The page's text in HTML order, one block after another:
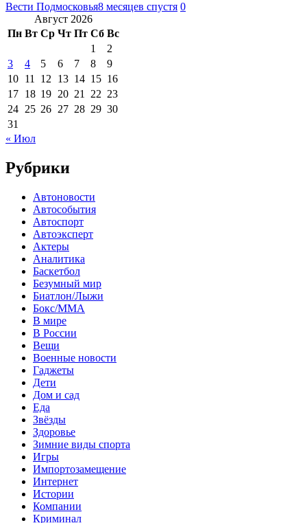
Вести Подмосковья8 месяцев спустя 0
Август 2026
Пн Вт Ср Чт Пт Сб Вс
1
2
3
4 5 6 7 8
9
10 11 12 13 14 15 16
17 18 19 20 21 22 23
24 25 26 27 28 29 30
31
« Июл
Рубрики
Автоновости
Автособытия
Автоспорт
Автоэксперт
Актеры
Аналитика
Баскетбол
Безумный мир
Биатлон/Лыжи
Бокс/MMA
В мире
В России
Вещи
Военные новости
Гаджеты
Дети
Дом и сад
Еда
Звёзды
Здоровье
Зимние виды спорта
Игры
Импортозамещение
Интернет
Истории
Компании
Криминал